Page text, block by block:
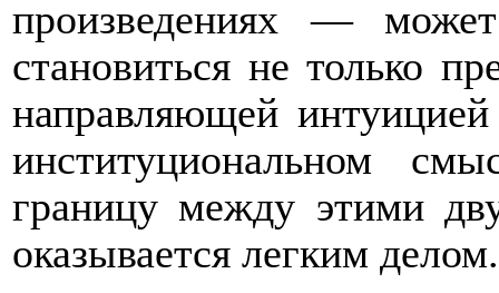
произведениях —
становиться не только
направляющей
институциональном
границу между этими
оказывается легким делом.